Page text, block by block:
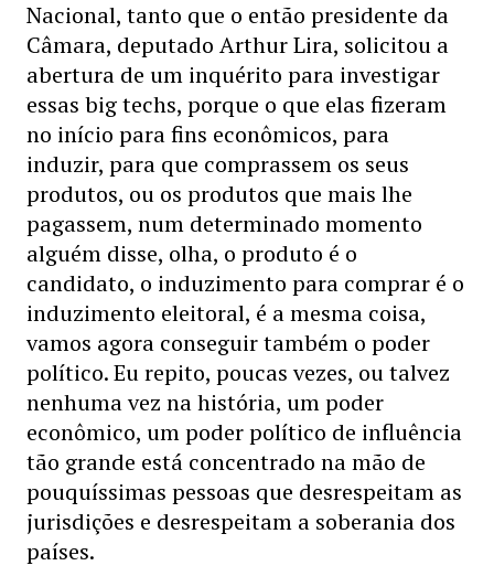
Nacional, tanto que o então presidente da
Câmara, deputado Arthur Lira, solicitou a
abertura de um inquérito para investigar
essas big techs, porque o que elas fizeram
no início para fins econômicos, para
induzir, para que comprassem os seus
produtos, ou os produtos que mais lhe
pagassem, num determinado momento
alguém disse, olha, o produto é o
candidato, o induzimento para comprar é o
induzimento eleitoral, é a mesma coisa,
vamos agora conseguir também o poder
político. Eu repito, poucas vezes, ou talvez
nenhuma vez na história, um poder
econômico, um poder político de influência
tão grande está concentrado na mão de
pouquíssimas pessoas que desrespeitam as
jurisdições e desrespeitam a soberania dos
países.